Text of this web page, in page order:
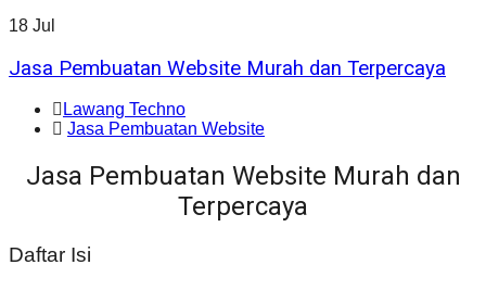
18 Jul
Jasa Pembuatan Website Murah dan Terpercaya
Lawang Techno
Jasa Pembuatan Website
Jasa Pembuatan Website Murah dan
Terpercaya
Daftar Isi